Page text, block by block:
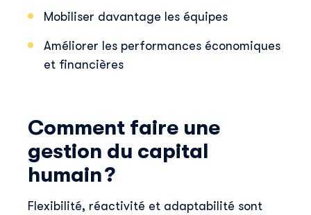
Mobiliser davantage les équipes
Améliorer les performances économiques
et financières
Comment faire une
gestion du capital
humain ?
Flexibilité, réactivité et adaptabilité sont